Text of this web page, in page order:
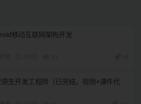
移动互联网架构开发
原生开发工程师（已完结，视频+课件代